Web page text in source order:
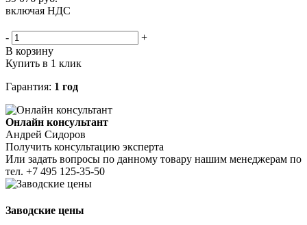
включая НДС
-
+
В корзину
Купить в 1 клик
Гарантия: 1 год
Онлайн консультант
Андрей Сидоров
Получить консультацию эксперта
Или задать вопросы по данному товару нашим менеджерам по
тел. +7 495 125-35-50
Заводские цены